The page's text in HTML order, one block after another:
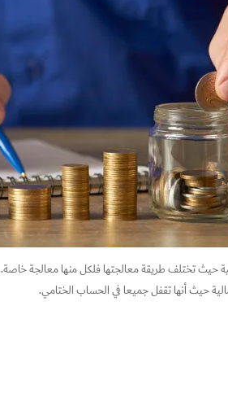
حيث تختلف طريقة معالجتها فلكل منها معالجة خاصة.
حيث أنها تقفل جميعا في الحساب الختامي.